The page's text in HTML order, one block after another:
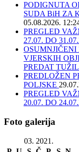
PODIGNUTA
SUDA BiH ZA
05.08.2026.
PREGLED
27.07. DO
OSUMNJIČENI
VJERSKIH
PREDAT
PREDLOŽEN
POLJSKE
PREGLED
20.07. DO
Foto galerija
03. 2021.